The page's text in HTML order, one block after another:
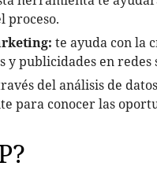
proceso.
te ayuda con la
publicidades en redes
del análisis de
para conocer las